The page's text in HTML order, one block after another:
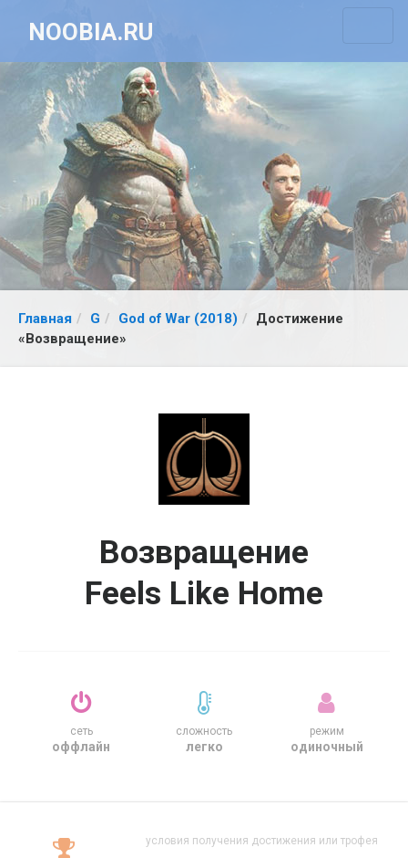
NOOBIA.RU
Главная G God of War (2018)
Достижение
«Возвращение»
Возвращение
Feels Like Home
сеть
оффлайн
сложность
легко
режим
одиночный
условия получения достижения или трофея